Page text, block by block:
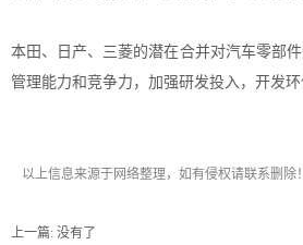
本田、日产、三菱的潜在合并对汽车零部
管理能力和竞争力，加强研发投入，开发
以上信息来源于网络整理，如有侵权请联系删除！
上一篇: 没有了